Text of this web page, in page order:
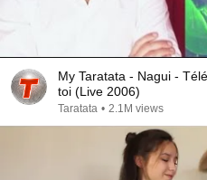
My Taratata - Nagui -
toi (Live 2006)
Taratata • 2.1M views